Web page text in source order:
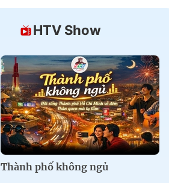
HTV Show
Thành phố không ngủ